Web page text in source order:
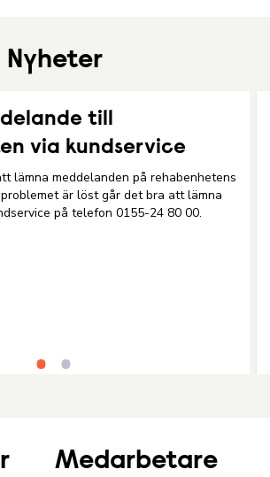
Nyheter
till
via kundservice
lämna meddelanden på rehabenhetens
är löst går det bra att lämna
på telefon 0155-24 80 00.
Medarbetare